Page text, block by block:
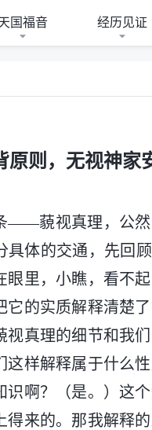
国福音 经历见证
则，无视神家
——藐视真理，公
体的交通，先回
里，小瞧，看不
的实质解释清楚
真理的细节和我
样解释属于什么
啊？（是。）这个
来的。那我解释